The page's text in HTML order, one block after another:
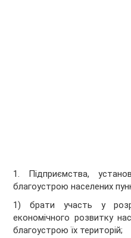
1. Підприємства,
благоустрою населених
1) брати участь у
економічного розвитку
благоустрою їх територій;